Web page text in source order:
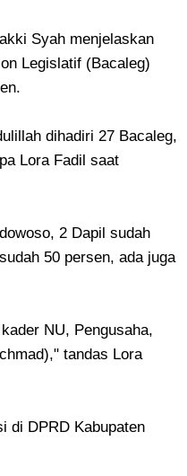
Syah menjelaskan
Legislatif (Bacaleg)
dihadiri 27 Bacaleg,
Lora Fadil saat
2 Dapil sudah
50 persen, ada juga
NU, Pengusaha,
tandas Lora
di DPRD Kabupaten